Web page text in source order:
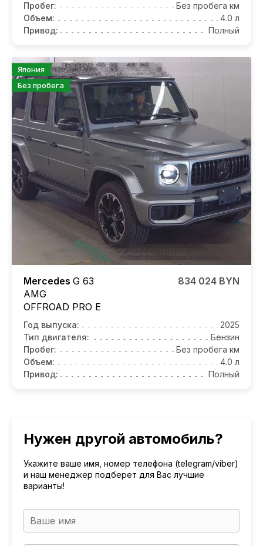
Пробег:
Без пробега км
Объем:
4.0 л
Привод:
Полный
Япония
Без пробега
Mercedes G 63
AMG
OFFROAD PRO E
834 024 BYN
Год выпуска:
2025
Тип двигателя:
Бензин
Пробег:
Без пробега км
Объем:
4.0 л
Привод:
Полный
Нужен другой автомобиль?
Укажите ваше имя, номер телефона (telegram/viber)
и наш менеджер подберет для Вас лучшие
варианты!